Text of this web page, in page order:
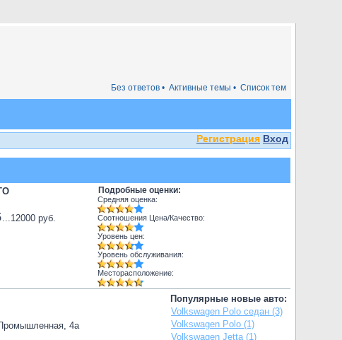
Список тем
Активные темы •
Без ответов •
Регистрация Вход
...12000 руб.
Подробные оценки:
Средняя оценка:
Соотношения Цена/Качество:
Уровень цен:
Уровень обслуживания:
Месторасположение:
Популярные новые авто:
Volkswagen Polo седан (3)
Volkswagen Polo (1)
Volkswagen Jetta (1)
4а